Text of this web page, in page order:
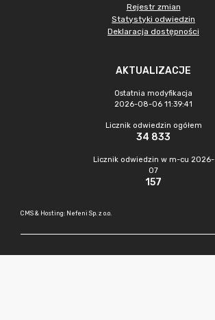
Rejestr zmian
Statystyki odwiedzin
Deklaracja dostępności
AKTUALIZACJE
Ostatnia modyfikacja
2026-08-06 11:39:41
Licznik odwiedzin ogółem
34 833
Licznik odwiedzin w m-cu 2026-
07
157
CMS & Hosting: Nefeni Sp. z o.o.